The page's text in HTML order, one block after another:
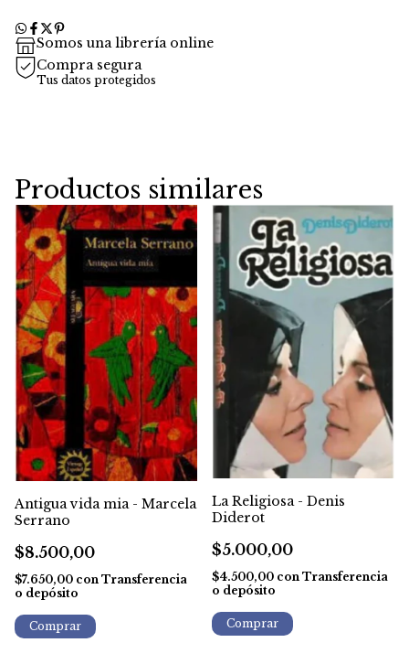
Somos una librería online
Compra segura
Tus datos protegidos
Productos similares
Antigua vida mia - Marcela
Serrano
$8.500,00
$7.650,00 con Transferencia
o depósito
La Religiosa - Denis
Diderot
$5.000,00
$4.500,00 con Transferencia
o depósito